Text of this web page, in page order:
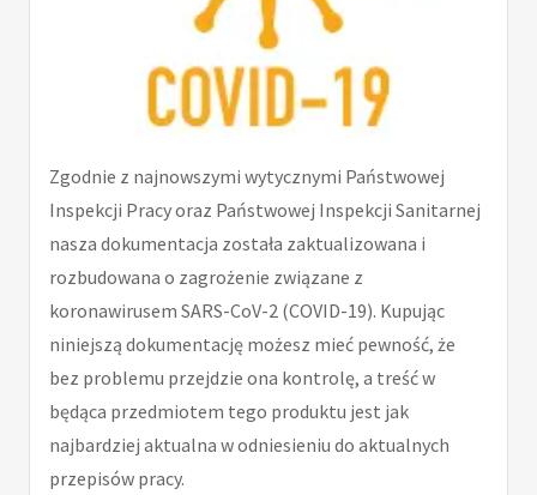
Zgodnie z najnowszymi wytycznymi Państwowej
Inspekcji Pracy oraz Państwowej Inspekcji Sanitarnej
nasza dokumentacja została zaktualizowana i
rozbudowana o zagrożenie związane z
koronawirusem SARS-CoV-2 (COVID-19). Kupując
niniejszą dokumentację możesz mieć pewność, że
bez problemu przejdzie ona kontrolę, a treść w
będąca przedmiotem tego produktu jest jak
najbardziej aktualna w odniesieniu do aktualnych
przepisów pracy.